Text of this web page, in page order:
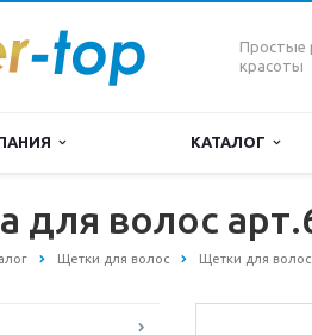
Простые
красоты
КАТАЛОГ
для волос
Щетки для волос Щетки для